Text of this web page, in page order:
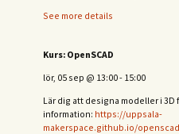
See more details
Kurs: OpenSCAD
lör, 05 sep @ 13:00- 15:00
Lär dig att designa modeller i
information: https://uppsala-
makerspace.github.io/